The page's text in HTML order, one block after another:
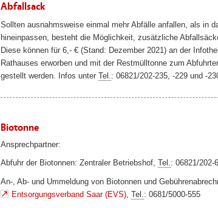
Abfallsack
Sollten ausnahmsweise einmal mehr Abfälle anfallen, als in
hineinpassen, besteht die Möglichkeit, zusätzliche
Diese können für 6,- € (Stand: Dezember 2021) an der
Rathauses erworben und mit der Restmülltonne zum
gestellt werden. Infos unter Tel.: 06821/202-235, -229 und -
Biotonne
Ansprechpartner:
Abfuhr der Biotonnen: Zentraler Betriebshof, Tel.: 06821/202-
An-, Ab- und Ummeldung von Biotonnen und
Entsorgungsverband Saar (EVS), Tel.: 0681/5000-555